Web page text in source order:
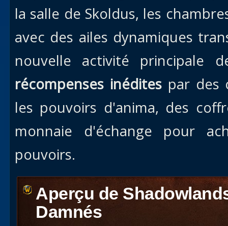
la salle de Skoldus, les
avec des ailes dynamiques
nouvelle activité principale
récompenses inéditespar des
les pouvoirs d'anima, des
monnaie d'échange pour
pouvoirs.
Aperçu de
Damnés